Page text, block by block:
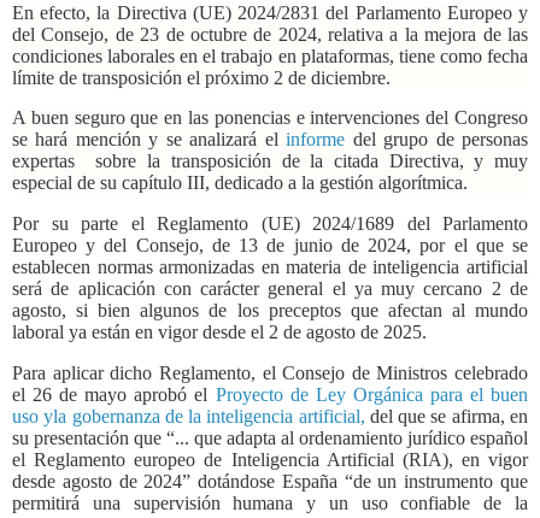
En efecto, la Directiva (UE) 2024/2831 del Parlamento Europeo y
del Consejo, de 23 de octubre de 2024, relativa a la mejora de las
condiciones laborales en el trabajo en plataformas, tiene como fecha
límite de transposición el próximo 2 de diciembre.
A buen seguro que en las ponencias e intervenciones del Congreso
se hará mención y se analizará elinforme del grupo de personas
expertas
sobre la transposición de la citada Directiva, y muy
especial de su capítulo III, dedicado a la gestión algorítmica.
Por su parte el Reglamento (UE) 2024/1689 del Parlamento
Europeo y del Consejo, de 13 de junio de 2024, por el que se
establecen normas armonizadas en materia de inteligencia artificial
será de aplicación con carácter general el ya muy cercano 2 de
agosto, si bien algunos de los preceptos que afectan al mundo
laboral ya están en vigor desde el 2 de agosto de 2025.
Para aplicar dicho Reglamento, el Consejo de Ministros celebrado
el 26 de mayo aprobó el Proyecto de Ley Orgánica para el buen
uso yla gobernanza de la inteligencia artificial, del que se afirma, en
su presentación que “... que adapta al ordenamiento jurídico español
el Reglamento europeo de Inteligencia Artificial (RIA), en vigor
desde agosto de 2024” dotándose España “de un instrumento que
permitirá una supervisión humana y un uso confiable de la